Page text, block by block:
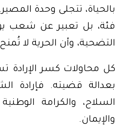
بالحياة، تتجلى وحدة
فئة، بل تعبير عن شعب
التضحية، وأن الحرية لا
كل محاولات كسر
بعدالة قضيته. فإرادة
السلاح، والكرامة
والإيمان.